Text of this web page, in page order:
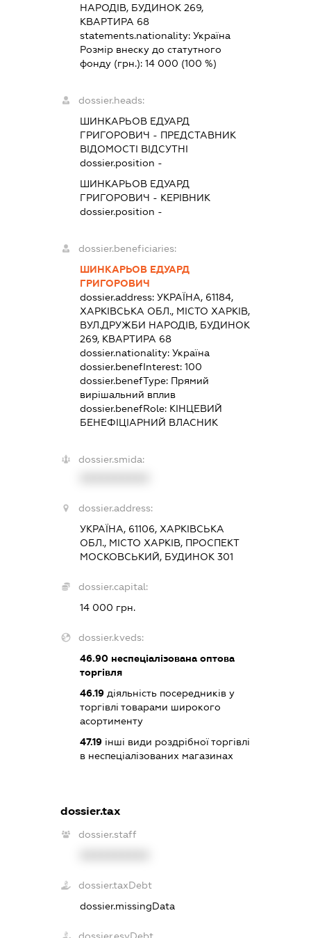
НАРОДІВ, БУДИНОК 269,
КВАРТИРА 68
statements.nationality: Україна
Розмір внеску до статутного
фонду (грн.): 14 000 (100 %)
dossier.heads:
ШИНКАРЬОВ ЕДУАРД
ГРИГОРОВИЧ - ПРЕДСТАВНИК
ВІДОМОСТІ ВІДСУТНІ
dossier.position -
ШИНКАРЬОВ ЕДУАРД
ГРИГОРОВИЧ - КЕРІВНИК
dossier.position -
dossier.beneficiaries:
ШИНКАРЬОВ ЕДУАРД
ГРИГОРОВИЧ
dossier.address: УКРАЇНА, 61184,
ХАРКІВСЬКА ОБЛ., МІСТО ХАРКІВ,
ВУЛ.ДРУЖБИ НАРОДІВ, БУДИНОК
269, КВАРТИРА 68
dossier.nationality: Україна
dossier.benefInterest: 100
dossier.benefType: Прямий
вирішальний вплив
dossier.benefRole: КІНЦЕВИЙ
БЕНЕФІЦІАРНИЙ ВЛАСНИК
dossier.smida:
dossier.address:
УКРАЇНА, 61106, ХАРКІВСЬКА
ОБЛ., МІСТО ХАРКІВ, ПРОСПЕКТ
МОСКОВСЬКИЙ, БУДИНОК 301
dossier.capital:
14 000 грн.
dossier.kveds:
46.90неспеціалізована оптова
торгівля
46.19діяльність посередників у
торгівлі товарами широкого
асортименту
47.19інші види роздрібної торгівлі
в неспеціалізованих магазинах
dossier.tax
dossier.staff
dossier.taxDebt
dossier.missingData